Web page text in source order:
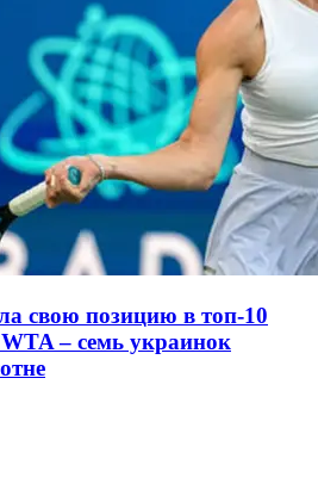
свою позицию в топ-10
– семь украинок